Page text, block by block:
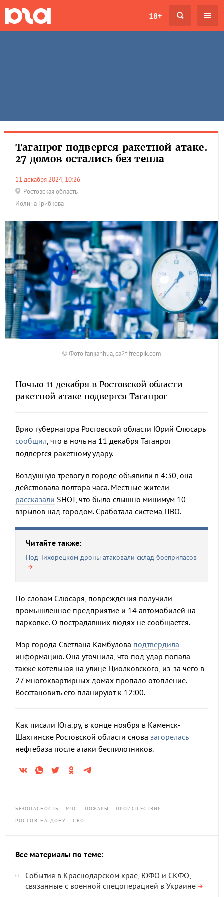
18+
Таганрог подвергся ракетной атаке.
27 домов остались без тепла
11 декабря 2024, 10:26
Ростовская область
Иолина Грибкова
© Фото fanjianhua, сайт freepik.com
Ночью 11 декабря в Ростовской области
ракетной атаке подвергся Таганрог
Врио губернатора Ростовской области Юрий Слюсарь
сообщил, что в ночь на 11 декабря Таганрог
подвергся ракетному удару.
Воздушную тревогу в городе объявили в 4:30, она
действовала полтора часа. Местные жители
рассказали SHOT, что было слышно минимум 10
взрывов над городом. Сработала система ПВО.
Читайте также:
Под Тихорецком дроны атаковали склад боеприпасов
По словам Слюсаря, повреждения получили
промышленное предприятие и 14 автомобилей на
парковке. О пострадавших людях не сообщается.
Мэр города Светлана Камбулова подтвердила
информацию. Она уточнила, что под удар попала
также котельная на улице Циолковского, из-за чего в
27 многоквартирных домах пропало отопление.
Восстановить его планируют к 12:00.
Как писали Юга.ру, в конце ноября в Каменск-
Шахтинске Ростовской области снова загорелась
нефтебаза после атаки беспилотников.
БЕЗОПАСНОСТЬ МЧС ПОЖАРЫ
ПРОИСШЕСТВИЯ
РОСТОВ-НА-ДОНУ
СВО
Все материалы по теме:
События в Краснодарском крае, ЮФО и СКФО,
связанные с военной спецоперацией в Украине